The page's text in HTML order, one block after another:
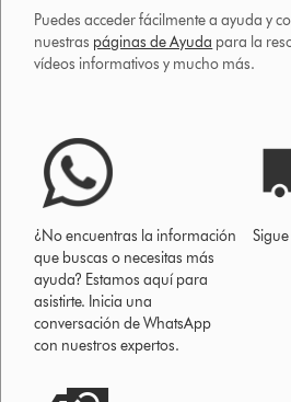
Puedes acceder fácilmente a ayuda y
nuestras páginas de Ayuda para la
vídeos informativos y mucho más.
¿No encuentras la información
que buscas o necesitas más
ayuda? Estamos aquí para
asistirte. Inicia una
conversación de WhatsApp
con nuestros expertos.